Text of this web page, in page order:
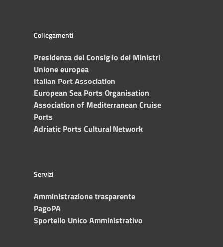
Collegamenti
Presidenza del Consiglio dei Ministri
Unione europea
Italian Port Association
European Sea Ports Organisation
Association of Mediterranean Cruise
Ports
Adriatic Ports Cultural Network
Servizi
Amministrazione trasparente
PagoPA
Sportello Unico Amministrativo